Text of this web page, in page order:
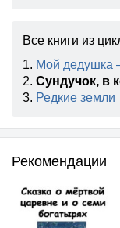
Все книги из
1. Мой дедушка
2. Сундучок, в
3. Редкие земли
Рекомендации